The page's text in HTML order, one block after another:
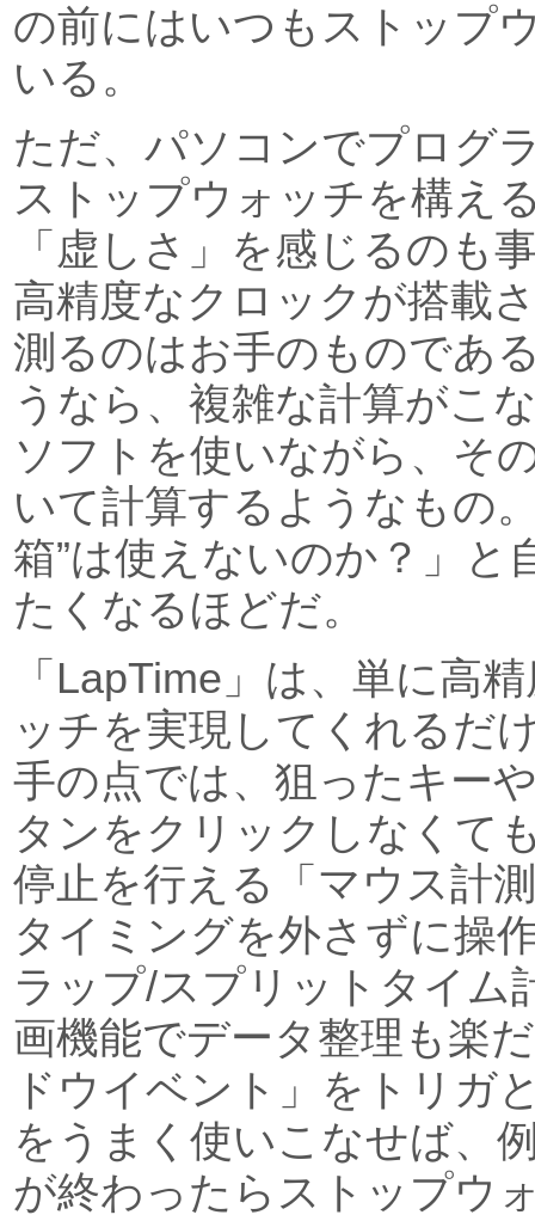
の前にはいつもストップ
いる。
ただ、パソコンでプログ
ストップウォッチを構え
「虚しさ」を感じるのも
高精度なクロックが搭載
測るのはお手のものであ
うなら、複雑な計算がこ
ソフトを使いながら、そ
いて計算するようなもの
箱”は使えないのか？」と
たくなるほどだ。
「LapTime」は、単に高
ッチを実現してくれるだ
手の点では、狙ったキー
タンをクリックしなくて
停止を行える「マウス計
タイミングを外さずに操
ラップ/スプリットタイム
画機能でデータ整理も楽
ドウイベント」をトリガ
をうまく使いこなせば、
が終わったらストップウ